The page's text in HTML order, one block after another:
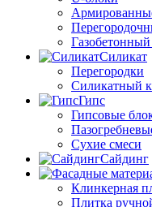
Газобетонный
Силикат
Перегородки
Силикатный
Гипс
Гипсовые
Сухие смеси
Сайдинг
Клинкерная
Плитка